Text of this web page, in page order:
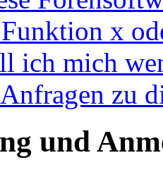
x
ich mich
zu
und